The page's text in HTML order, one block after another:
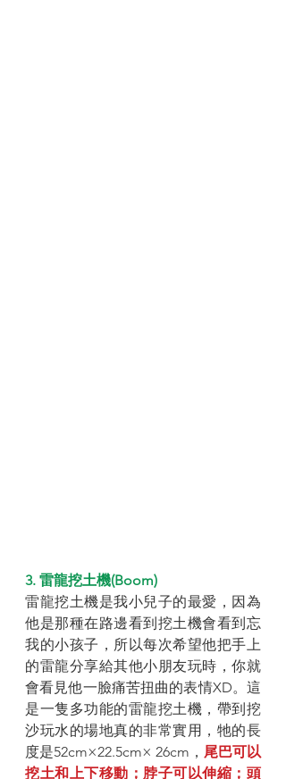
3. 雷龍挖土機(Boom)
雷龍挖土機是我小兒子的最愛，因為
他是那種在路邊看到挖土機會看到忘
我的小孩子，所以每次希望他把手上
的雷龍分享給其他小朋友玩時，你就
會看見他一臉痛苦扭曲的表情XD。這
是一隻多功能的雷龍挖土機，帶到挖
沙玩水的場地真的非常實用，牠的長
度是52cm×22.5cm× 26cm， 尾巴可以
挖土和上下移動；脖子可以伸縮；頭